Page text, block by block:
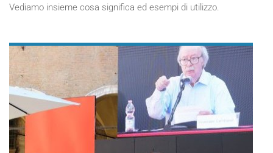
Vediamo insieme cosa significa ed esempi di utilizzo.